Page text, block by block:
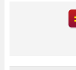
ScienceshoặcNgành
ScienceshoặcNgành
thông tin chi tiết về
du học liên quan tới
này.Ngoài ra còn có
sinh.